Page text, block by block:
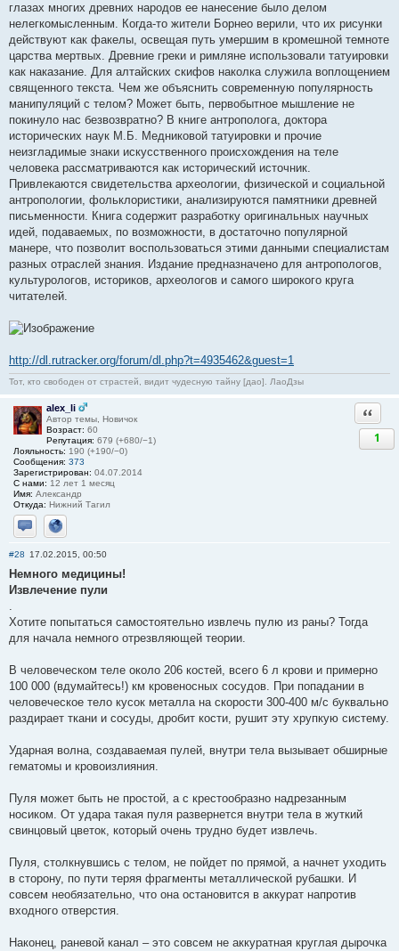
глазах многих древних народов ее нанесение было делом
нелегкомысленным. Когда-то жители Борнео верили, что их рисунки
действуют как факелы, освещая путь умершим в кромешной темноте
царства мертвых. Древние греки и римляне использовали татуировки
как наказание. Для алтайских скифов наколка служила воплощением
священного текста. Чем же объяснить современную популярность
манипуляций с телом? Может быть, первобытное мышление не
покинуло нас безвозвратно? В книге антрополога, доктора
исторических наук М.Б. Медниковой татуировки и прочие
неизгладимые знаки искусственного происхождения на теле
человека рассматриваются как исторический источник.
Привлекаются свидетельства археологии, физической и социальной
антропологии, фольклористики, анализируются памятники древней
письменности. Книга содержит разработку оригинальных научных
идей, подаваемых, по возможности, в достаточно популярной
манере, что позволит воспользоваться этими данными специалистам
разных отраслей знания. Издание предназначено для антропологов,
культурологов, историков, археологов и самого широкого круга
читателей.
http://dl.rutracker.org/forum/dl.php?t=4935462&guest=1
Тот, кто свободен от страстей, видит чудесную тайну [дао]. ЛаоДзы
alex_li
Автор темы, Новичок
Возраст: 60
Репутация: 679 (+680/−1)
Лояльность: 190 (+190/−0)
Сообщения: 373
Зарегистрирован: 04.07.2014
С нами: 12 лет 1 месяц
Имя: Александр
Откуда: Нижний Тагил
Отправить личное сообщение
Сайт
1
#28 17.02.2015, 00:50
Немного медицины!
Извлечение пули
.
Хотите попытаться самостоятельно извлечь пулю из раны? Тогда
для начала немного отрезвляющей теории.
В человеческом теле около 206 костей, всего 6 л крови и примерно
100 000 (вдумайтесь!) км кровеносных сосудов. При попадании в
человеческое тело кусок металла на скорости 300-400 м/с буквально
раздирает ткани и сосуды, дробит кости, рушит эту хрупкую систему.
Ударная волна, создаваемая пулей, внутри тела вызывает обширные
гематомы и кровоизлияния.
Пуля может быть не простой, а с крестообразно надрезанным
носиком. От удара такая пуля развернется внутри тела в жуткий
свинцовый цветок, который очень трудно будет извлечь.
Пуля, столкнувшись с телом, не пойдет по прямой, а начнет уходить
в сторону, по пути теряя фрагменты металлической рубашки. И
совсем необязательно, что она остановится в аккурат напротив
входного отверстия.
Наконец, раневой канал – это совсем не аккуратная круглая дырочка